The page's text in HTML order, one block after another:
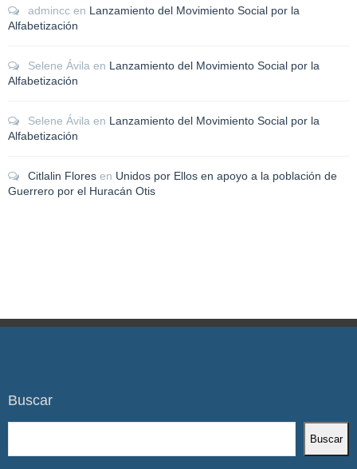
admincc en Lanzamiento del Movimiento Social por la
Alfabetización
Selene Ávila en Lanzamiento del Movimiento Social por la
Alfabetización
Selene Ávila en Lanzamiento del Movimiento Social por la
Alfabetización
Citlalin Flores en Unidos por Ellos en apoyo a la población de
Guerrero por el Huracán Otis
Buscar
Buscar